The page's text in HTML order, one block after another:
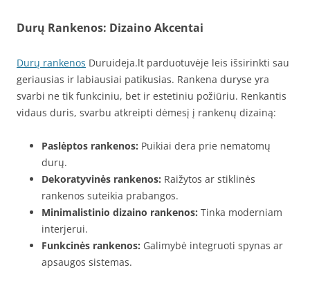
Durų Rankenos: Dizaino Akcentai
Durų rankenos Duruideja.lt parduotuvėje leis išsirinkti sau
geriausias ir labiausiai patikusias. Rankena duryse yra
svarbi ne tik funkciniu, bet ir estetiniu požiūriu. Renkantis
vidaus duris, svarbu atkreipti dėmesį į rankenų dizainą:
Paslėptos rankenos: Puikiai dera prie nematomų
durų.
Dekoratyvinės rankenos: Raižytos ar stiklinės
rankenos suteikia prabangos.
Minimalistinio dizaino rankenos: Tinka moderniam
interjerui.
Funkcinės rankenos: Galimybė integruoti spynas ar
apsaugos sistemas.